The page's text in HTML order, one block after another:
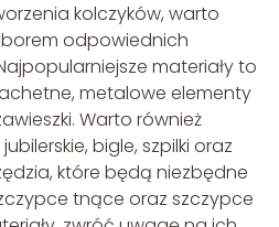
kolczyków, warto
odpowiednich
materiały to
metalowe elementy
Warto również
bigle, szpilki oraz
które będą niezbędne
tnące oraz szczypce